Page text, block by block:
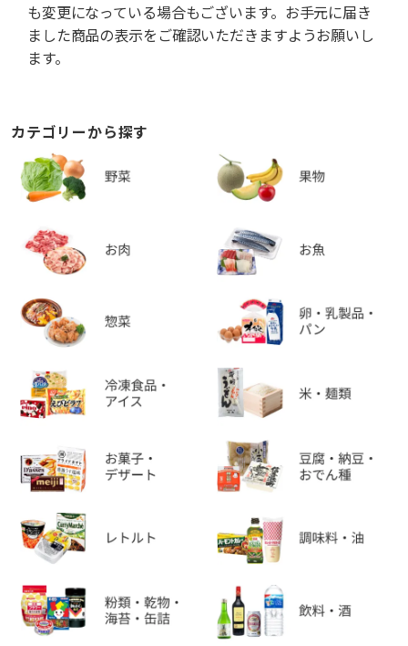
も変更になっている場合もございます。お手元に届き
ました商品の表示をご確認いただきますようお願いし
ます。
カテゴリーから探す